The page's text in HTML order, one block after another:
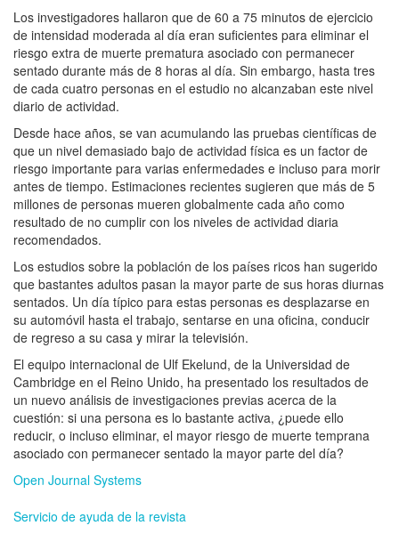
Los investigadores hallaron que de 60 a 75 minutos de ejercicio
de intensidad moderada al día eran suficientes para eliminar el
riesgo extra de muerte prematura asociado con permanecer
sentado durante más de 8 horas al día. Sin embargo, hasta tres
de cada cuatro personas en el estudio no alcanzaban este nivel
diario de actividad.
Desde hace años, se van acumulando las pruebas científicas de
que un nivel demasiado bajo de actividad física es un factor de
riesgo importante para varias enfermedades e incluso para morir
antes de tiempo. Estimaciones recientes sugieren que más de 5
millones de personas mueren globalmente cada año como
resultado de no cumplir con los niveles de actividad diaria
recomendados.
Los estudios sobre la población de los países ricos han sugerido
que bastantes adultos pasan la mayor parte de sus horas diurnas
sentados. Un día típico para estas personas es desplazarse en
su automóvil hasta el trabajo, sentarse en una oficina, conducir
de regreso a su casa y mirar la televisión.
El equipo internacional de Ulf Ekelund, de la Universidad de
Cambridge en el Reino Unido, ha presentado los resultados de
un nuevo análisis de investigaciones previas acerca de la
cuestión: si una persona es lo bastante activa, ¿puede ello
reducir, o incluso eliminar, el mayor riesgo de muerte temprana
asociado con permanecer sentado la mayor parte del día?
Open Journal Systems
Servicio de ayuda de la revista